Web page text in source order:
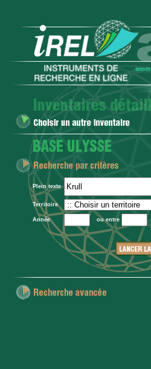
Plein texte
Territoire
Année ou entre